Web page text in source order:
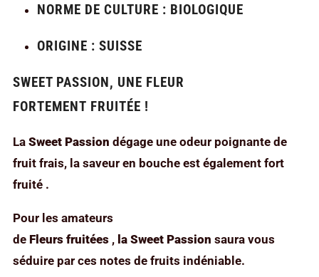
NORME DE CULTURE : BIOLOGIQUE
ORIGINE : SUISSE
SWEET PASSION, UNE FLEUR
FORTEMENT FRUITÉE !
La Sweet Passion dégage une odeur poignante de
fruit frais, la saveur en bouche est également fort
fruité .
Pour les amateurs
de Fleurs fruitées , la Sweet Passion saura vous
séduire par ces notes de fruits indéniable.